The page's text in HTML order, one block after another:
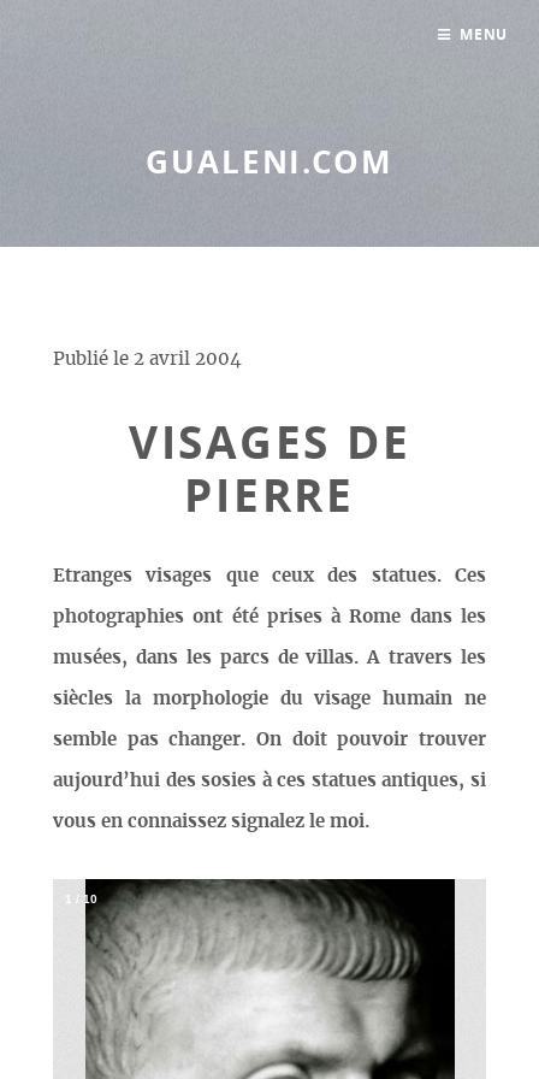
GUALENI.COM
Publié le 2 avril 2004
VISAGES DE
PIERRE
Etranges visages que ceux des statues. Ces
photographies ont été prises à Rome dans les
musées, dans les parcs de villas. A travers les
siècles la morphologie du visage humain ne
semble pas changer. On doit pouvoir trouver
aujourd’hui des sosies à ces statues antiques, si
vous en connaissez signalez le moi.
1 / 10
MENU